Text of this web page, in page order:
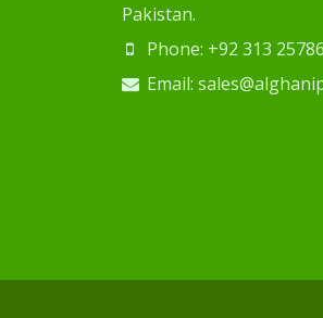
Pakistan.
Phone: +92 313
Email: